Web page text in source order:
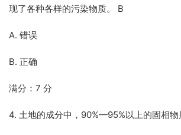
现了各种各样的污染物质。 B
A. 错误
B. 正确
满分：7 分
4. 土地的成分中，90%—95%以上的固相物